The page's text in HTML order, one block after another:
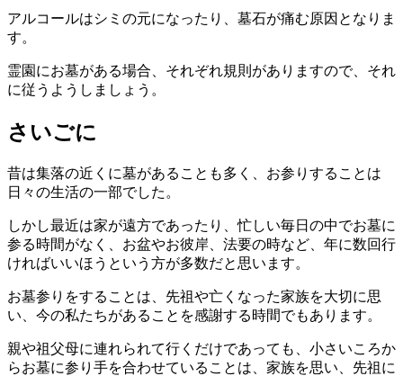
アルコールはシミの元になったり、墓石が痛む原因となりま
す。
霊園にお墓がある場合、それぞれ規則がありますので、それ
に従うようしましょう。
さいごに
昔は集落の近くに墓があることも多く、お参りすることは
日々の生活の一部でした。
しかし最近は家が遠方であったり、忙しい毎日の中でお墓に
参る時間がなく、お盆やお彼岸、法要の時など、年に数回行
ければいいほうという方が多数だと思います。
お墓参りをすることは、先祖や亡くなった家族を大切に思
い、今の私たちがあることを感謝する時間でもあります。
親や祖父母に連れられて行くだけであっても、小さいころか
らお墓に参り手を合わせていることは、家族を思い、先祖に